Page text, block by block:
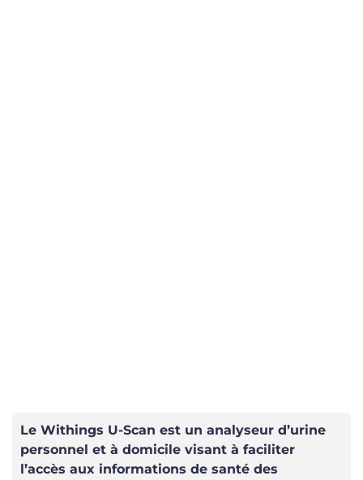
Le Withings U-Scan est un analyseur d’urine
personnel et à domicile visant à faciliter
l’accès aux informations de santé des